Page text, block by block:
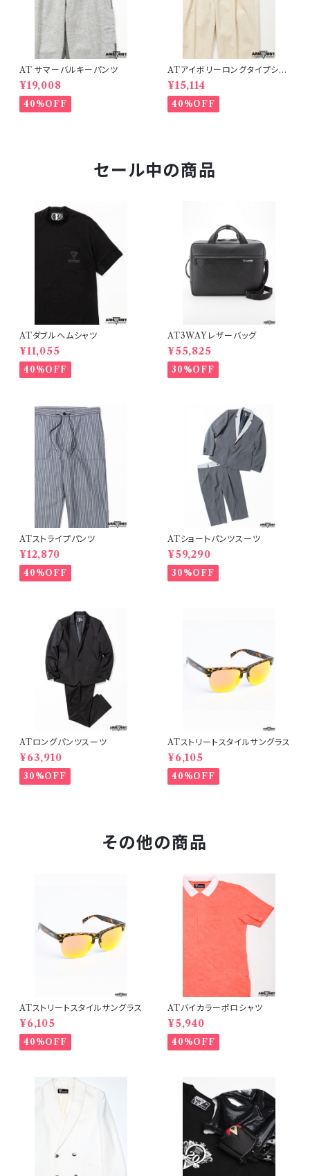
AT サマーバルキーパンツ
¥19,008
40%OFF
ATアイボリーロングタイプショ
ーツ
¥15,114
40%OFF
セール中の商品
ATダブルヘムシャツ
¥11,055
40%OFF
AT3WAYレザーバッグ
¥55,825
30%OFF
ATストライプパンツ
¥12,870
40%OFF
ATショートパンツスーツ
¥59,290
30%OFF
ATロングパンツスーツ
¥63,910
30%OFF
ATストリートスタイルサングラス
¥6,105
40%OFF
その他の商品
ATストリートスタイルサングラス
¥6,105
40%OFF
ATバイカラーポロシャツ
¥5,940
40%OFF